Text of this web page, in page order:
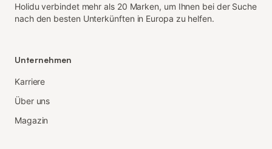
Holidu verbindet mehr als 20 Marken, um Ihnen bei der Suche
nach den besten Unterkünften in Europa zu helfen.
Unternehmen
Karriere
Über uns
Magazin